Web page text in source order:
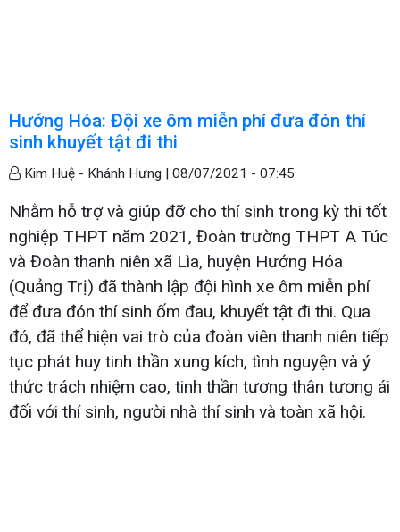
Hướng Hóa: Đội xe ôm miễn phí đưa đón thí
sinh khuyết tật đi thi
Kim Huệ - Khánh Hưng | 08/07/2021 - 07:45
Nhằm hỗ trợ và giúp đỡ cho thí sinh trong kỳ thi tốt
nghiệp THPT năm 2021, Đoàn trường THPT A Túc
và Đoàn thanh niên xã Lìa, huyện Hướng Hóa
(Quảng Trị) đã thành lập đội hình xe ôm miễn phí
để đưa đón thí sinh ốm đau, khuyết tật đi thi. Qua
đó, đã thể hiện vai trò của đoàn viên thanh niên tiếp
tục phát huy tinh thần xung kích, tình nguyện và ý
thức trách nhiệm cao, tinh thần tương thân tương ái
đối với thí sinh, người nhà thí sinh và toàn xã hội.